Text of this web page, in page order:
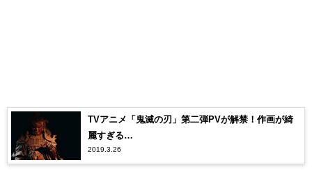
TVアニメ「鬼滅の刃」第二弾PVが解禁！作画が綺
麗すぎる…
2019.3.26